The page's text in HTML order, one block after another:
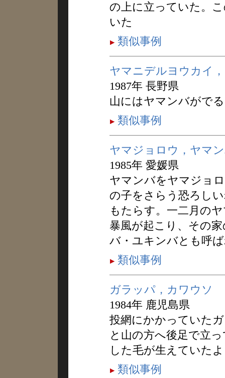
の上に立っていた。
いた
類似事例
ヤマニデルヨウカイ
1987年 長野県
山にはヤマンバがで
類似事例
ヤマジョロウ，ヤマ
1985年 愛媛県
ヤマンバをヤマジョ
の子をさらう恐ろし
もたらす。一二月の
暴風が起こり、その
バ・ユキンバとも呼
類似事例
ガラッパ，カワウソ
1984年 鹿児島県
投網にかかっていた
と山の方へ後足で立
した毛が生えていた
類似事例